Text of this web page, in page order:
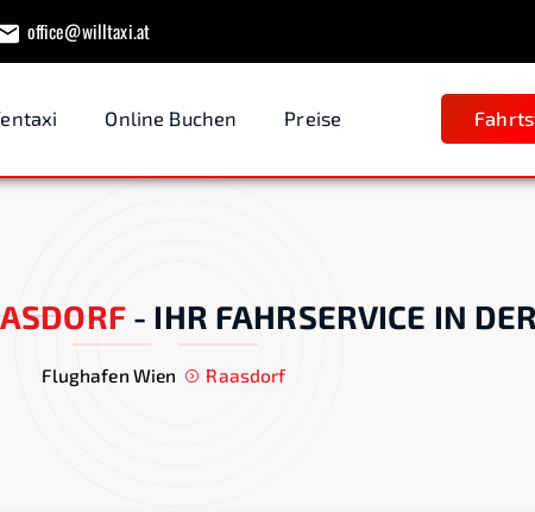
office@willtaxi.at
Online Buchen Preise
- IHR FAHRSERVICE IN
Flughafen Wien Raasdorf